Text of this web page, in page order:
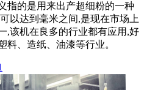
指的是用来出产超细粉的一种
以达到毫米之间,是现在市场上
,该机在良多的行业都有应用,好
料、造纸、油漆等行业。